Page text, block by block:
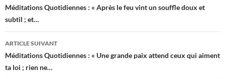
des
articles
Méditations Quotidiennes : « Après le feu vint un souffle doux et
subtil ; et…
ARTICLE SUIVANT
Méditations Quotidiennes : « Une grande paix attend ceux qui aiment
ta loi ; rien ne…